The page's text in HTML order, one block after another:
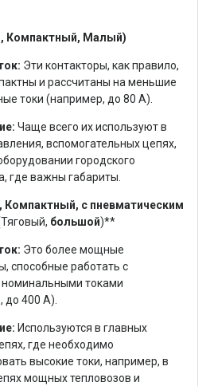
Компактный, Малый)
Эти контакторы, как правило,
и рассчитаны на меньшие
токи (например, до 80 А).
Чаще всего их используют в
вспомогательных цепях,
городского
где важны габариты.
с пневматическим
большой)**
Это более мощные
способные работать с
токами
до 400 А).
Используются в главных
где необходимо
высокие токи, например, в
мощных тепловозов и